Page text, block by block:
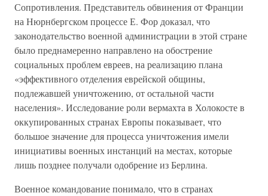
Сопротивления. Представитель обвинения от Франции
на Нюрнбергском процессе Е. Фор доказал, что
законодательство военной администрации в этой стране
было преднамеренно направлено на обострение
социальных проблем евреев, на реализацию плана
«эффективного отделения еврейской общины,
подлежавшей уничтожению, от остальной части
населения». Исследование роли вермахта в Холокосте в
оккупированных странах Европы показывает, что
большое значение для процесса уничтожения имели
инициативы военных инстанций на местах, которые
лишь позднее получали одобрение из Берлина.
Военное командование понимало, что в странах